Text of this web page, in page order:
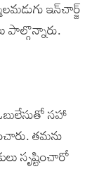
ఇన్‌చార్జ్‌
పాల్గొన్నారు.
సహా
తమను
సృష్టించారో